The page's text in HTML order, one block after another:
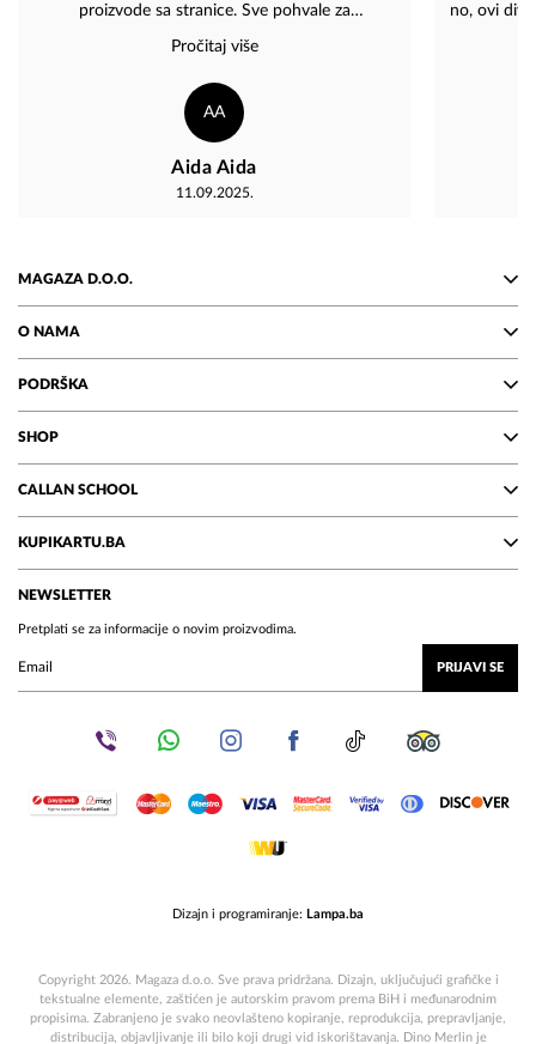
proizvode sa stranice. Sve pohvale za
Pročitaj više
AA
Aida Aida
11.09.2025.
no, ovi
MAGAZA D.O.O.
O NAMA
PODRŠKA
SHOP
CALLAN SCHOOL
KUPIKARTU.BA
NEWSLETTER
Pretplati se za informacije o novim proizvodima.
PRIJAVI SE
Dizajn i programiranje: Lampa.ba
Copyright 2026. Magaza d.o.o. Sve prava pridržana. Dizajn, uključujući grafičke i
tekstualne elemente, zaštićen je autorskim pravom prema BiH i međunarodnim
propisima. Zabranjeno je svako neovlašteno kopiranje, reprodukcija, prepravljanje,
distribucija, objavljivanje ili bilo koji drugi vid iskorištavanja. Dino Merlin je